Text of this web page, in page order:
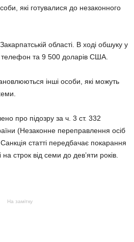
які готувалися до незаконного
області. В ході обшуку у
телефон та 9 500 доларів США.
інші особи, які можуть
про підозру за ч. 3 ст. 332
(Незаконне переправлення осіб
статті передбачає покарання
строк від семи до дев’яти років.
На замітку